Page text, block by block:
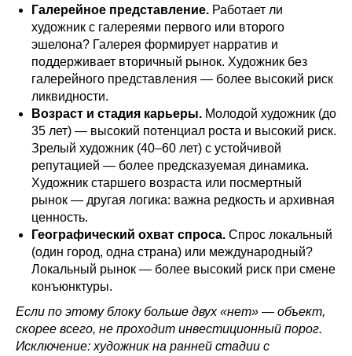
Галерейное представление. Работает ли
художник с галереями первого или второго
эшелона? Галерея формирует нарратив и
поддерживает вторичный рынок. Художник без
галерейного представления — более высокий риск
ликвидности.
Возраст и стадия карьеры. Молодой художник (до
35 лет) — высокий потенциал роста и высокий риск.
Зрелый художник (40–60 лет) с устойчивой
репутацией — более предсказуемая динамика.
Художник старшего возраста или посмертный
рынок — другая логика: важна редкость и архивная
ценность.
Географический охват спроса. Спрос локальный
(один город, одна страна) или международный?
Локальный рынок — более высокий риск при смене
конъюнктуры.
Если по этому блоку больше двух «нет» — объект,
скорее всего, не проходит инвестиционный порог.
Исключение: художник на ранней стадии с